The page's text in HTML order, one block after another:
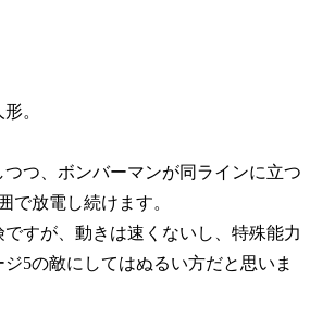
。
つ、ボンバーマンが同ラインに立つ
で放電し続けます。
すが、動きは速くないし、特殊能力
5の敵にしてはぬるい方だと思いま